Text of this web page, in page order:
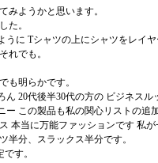
みようかと思います。
た。
に Tシャツの上にシャツをレイ
れでも。
も明らかです。
20代後半30代の方の ビジネス
この製品も私の関心リストの追
本当に万能ファッションです 私が
半分、スラックス半分です。
す。